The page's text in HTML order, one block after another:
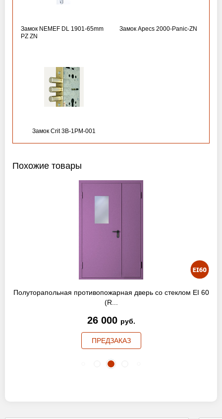
Замок NEMEF DL 1901-65mm
PZ ZN
Замок Apecs 2000-Panic-ZN
Замок Crit 3B-1PM-001
Похожие товары
Полуторапольная противопожарная дверь со стеклом EI 60
(R...
26 000 руб.
ПРЕДЗАКАЗ